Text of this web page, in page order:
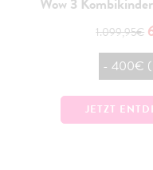
1.099,95€
- 400€
JETZT